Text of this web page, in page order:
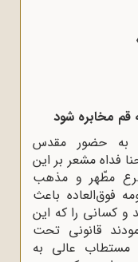
قم مخابره شود
به حضور مقدس
فداه مشعر بر این
مطّهر و مذهب
فوق‌العاده ‌باعث
و کسانی ‌را که ‌این
قانونی تحت
‌مستطاب ‌عالی ‌به